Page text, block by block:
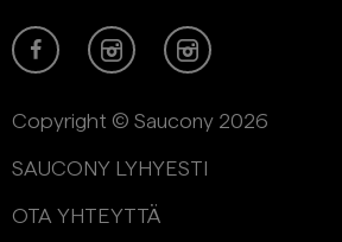
Copyright © Saucony 2026
SAUCONY LYHYESTI
OTA YHTEYTTÄ